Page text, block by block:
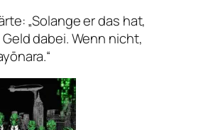
„Solange er das hat,
dabei. Wenn nicht,